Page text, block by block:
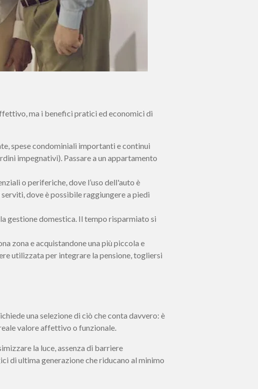
ma i benefici pratici ed economici di
spese condominiali importanti e continui
impegnativi). Passare a un appartamento
o periferiche, dove l’uso dell'auto è
dove è possibile raggiungere a piedi
gestione domestica. Il tempo risparmiato si
zona e acquistandone una più piccola e
utilizzata per integrare la pensione, togliersi
una selezione di ciò che conta davvero: è
valore affettivo o funzionale.
la luce, assenza di barriere
di ultima generazione che riducano al minimo